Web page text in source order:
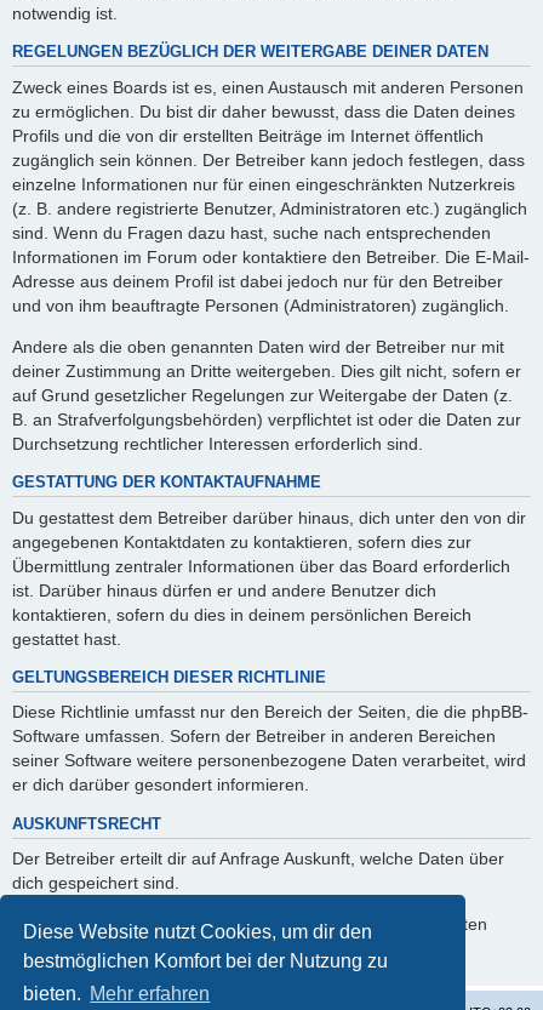
Diese Website nutzt Cookies, um dir den
bestmöglichen Komfort bei der Nutzung zu
bieten. Mehr erfahren
notwendig ist.
REGELUNGEN BEZÜGLICH DER WEITERGABE DEINER DATEN
Zweck eines Boards ist es, einen Austausch mit anderen Personen
zu ermöglichen. Du bist dir daher bewusst, dass die Daten deines
Profils und die von dir erstellten Beiträge im Internet öffentlich
zugänglich sein können. Der Betreiber kann jedoch festlegen, dass
einzelne Informationen nur für einen eingeschränkten Nutzerkreis
(z. B. andere registrierte Benutzer, Administratoren etc.) zugänglich
sind. Wenn du Fragen dazu hast, suche nach entsprechenden
Informationen im Forum oder kontaktiere den Betreiber. Die E-Mail-
Adresse aus deinem Profil ist dabei jedoch nur für den Betreiber
und von ihm beauftragte Personen (Administratoren) zugänglich.
Andere als die oben genannten Daten wird der Betreiber nur mit
deiner Zustimmung an Dritte weitergeben. Dies gilt nicht, sofern er
auf Grund gesetzlicher Regelungen zur Weitergabe der Daten (z.
B. an Strafverfolgungsbehörden) verpflichtet ist oder die Daten zur
Durchsetzung rechtlicher Interessen erforderlich sind.
GESTATTUNG DER KONTAKTAUFNAHME
Du gestattest dem Betreiber darüber hinaus, dich unter den von dir
angegebenen Kontaktdaten zu kontaktieren, sofern dies zur
Übermittlung zentraler Informationen über das Board erforderlich
ist. Darüber hinaus dürfen er und andere Benutzer dich
kontaktieren, sofern du dies in deinem persönlichen Bereich
gestattet hast.
GELTUNGSBEREICH DIESER RICHTLINIE
Diese Richtlinie umfasst nur den Bereich der Seiten, die die phpBB-
Software umfassen. Sofern der Betreiber in anderen Bereichen
seiner Software weitere personenbezogene Daten verarbeitet, wird
er dich darüber gesondert informieren.
AUSKUNFTSRECHT
Der Betreiber erteilt dir auf Anfrage Auskunft, welche Daten über
dich gespeichert sind.
Du kannst jederzeit die Löschung bzw. Sperrung deiner Daten
verlangen. Kontaktiere hierzu bitte den Betreiber.